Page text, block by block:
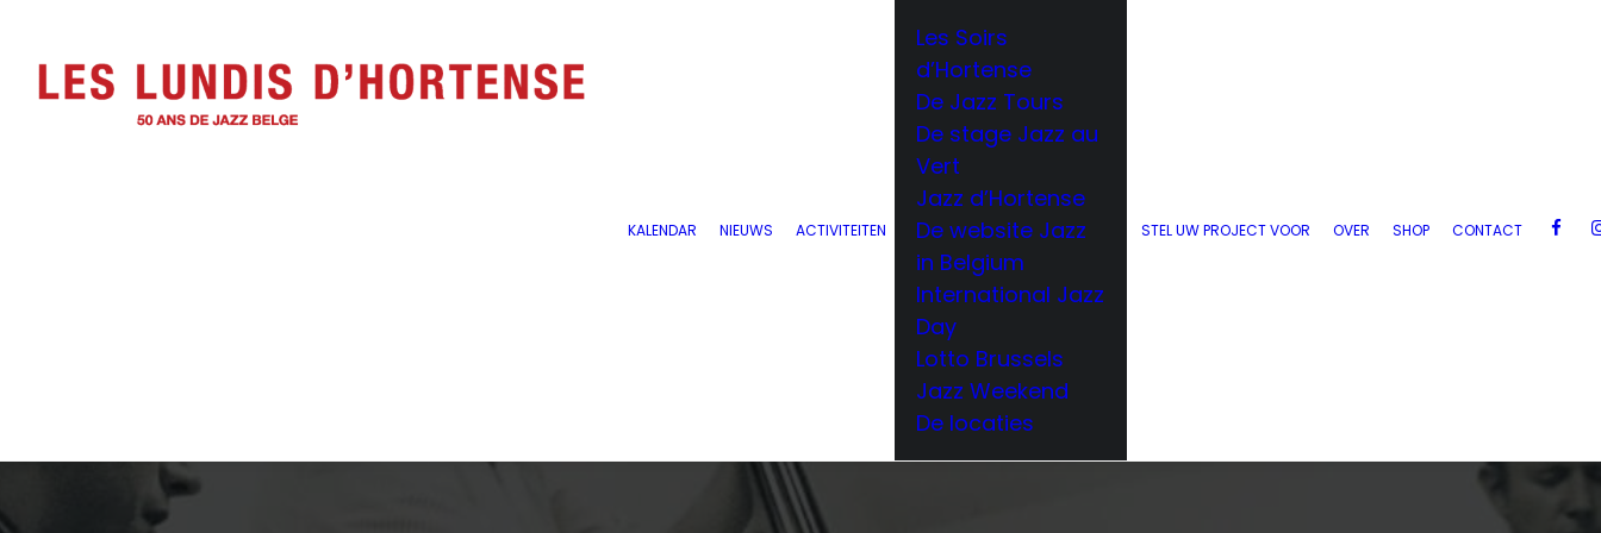
KALENDAR NIEUWS ACTIVITEITEN
Les Soirs
d’Hortense
De Jazz Tours
De stage Jazz au
Vert
Jazz d’Hortense
De website Jazz
in Belgium
International Jazz
Day
Lotto Brussels
Jazz Weekend
De locaties
STEL UW PROJECT VOOR OVER SHOP CONTACT